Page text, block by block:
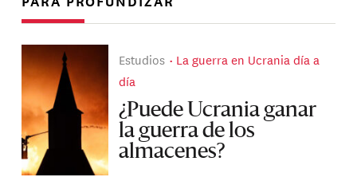
Estudios
La guerra en Ucrania día a
día
¿Puede Ucrania ganar
la guerra de los
almacenes?